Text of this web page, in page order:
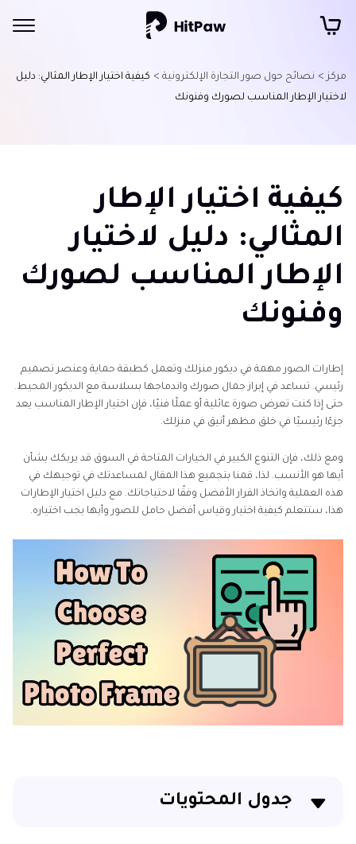
مركز > نصائح حول صور التجارة الإلكترونية > كيفية اختيار الإطار المثالي: دليل
لاختيار الإطار المناسب لصورك وفنونك
كيفية اختيار الإطار
المثالي: دليل لاختيار
الإطار المناسب لصورك
وفنونك
إطارات الصور مهمة في ديكور منزلك وتعمل كطبقة حماية وعنصر تصميم
رئيسي. تساعد في إبراز جمال صورك واندماجها بسلاسة مع الديكور المحيط.
حتى إذا كنت تعرض صورة عائلية أو عملًا فنيًا، فإن اختيار الإطار المناسب يعد
جزءًا رئيسيًا في خلق مظهر أنيق في منزلك.
ومع ذلك، فإن التنوع الكبير في الخيارات المتاحة في السوق قد يربكك بشأن
أيها هو الأنسب. لذا، قمنا بتجميع هذا المقال لمساعدتك في توجيهك في
هذه العملية واتخاذ القرار الأفضل وفقًا لاحتياجاتك. مع دليل اختيار الإطارات
هذا، ستتعلم كيفية اختيار وقياس أفضل حامل للصور وأيها يجب اختياره.
جدول المحتويات